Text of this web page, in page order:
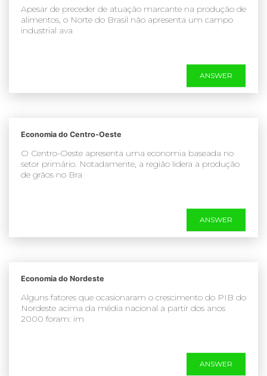
Apesar de preceder de atuação marcante na produção de
alimentos, o Norte do Brasil não apresenta um campo
industrial ava
ANSWER
Economia do Centro-Oeste
O Centro-Oeste apresenta uma economia baseada no
setor primário. Notadamente, a região lidera a produção
de grãos no Bra
ANSWER
Economia do Nordeste
Alguns fatores que ocasionaram o crescimento do PIB do
Nordeste acima da média nacional a partir dos anos
2000 foram: im
ANSWER